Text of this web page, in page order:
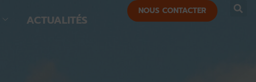
ACTUALITÉS
NOUS CONTACTER